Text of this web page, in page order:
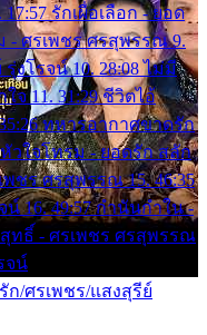
รักเผื่อเลือก - ยอด
- ศรเพชร ศรสุพรรณ 9.
งโรจน์ 10. 28:08 ไม่มี
จ 11. 31:29 ชีวิตไอ้
ทหารอากาศขาดรัก
วใจโทรม - ยอดรัก สลัก
พชร ศรสุพรรณ 15. 46:35
16. 49:57 กำนันกำใน -
สุทธิ์ - ศรเพชร ศรสุพรรณ
จน์
ก/ศรเพชร/แสงสุรีย์